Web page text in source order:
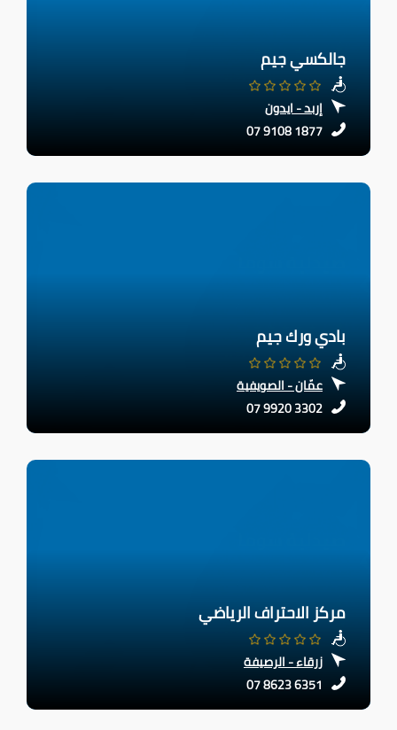
جالكسي جيم
إربد - ايدون
07 9108 1877
بادي ورك جيم
عمّان - الصويفية
07 9920 3302
مركز الاحتراف الرياضي
زرقاء - الرصيفة
07 8623 6351